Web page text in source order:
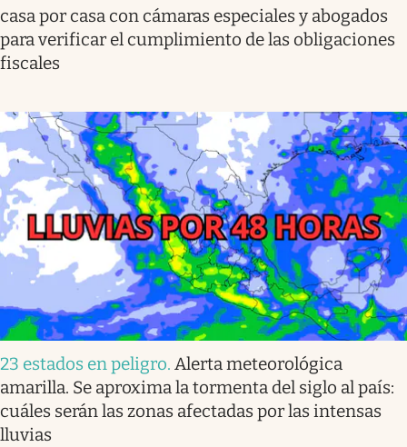
casa por casa con cámaras especiales y abogados
para verificar el cumplimiento de las obligaciones
fiscales
23 estados en peligro. Alerta meteorológica
amarilla. Se aproxima la tormenta del siglo al país:
cuáles serán las zonas afectadas por las intensas
lluvias